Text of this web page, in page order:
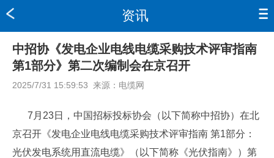
资讯
中招协《发电企业电线电缆采购技术评审指南
第1部分》第二次编制会在京召开
2025/7/31 15:59:53 来源： 电缆网
7月23日，中国招标投标协会（以下简称中招协）在北
京召开《发电企业电线电缆采购技术评审指南 第1部分：
光伏发电系统用直流电缆》（以下简称《光伏指南》）第